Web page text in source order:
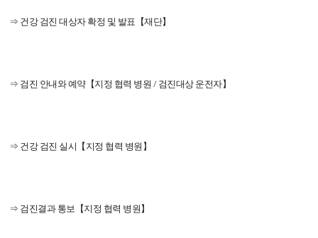
⇒ 건강 검진 대상자 확정 및 발표【재단】
⇒ 검진 안내와 예약【지정 협력 병원 / 검진대상 운전자】
⇒ 건강 검진 실시【지정 협력 병원】
⇒ 검진결과 통보【지정 협력 병원】